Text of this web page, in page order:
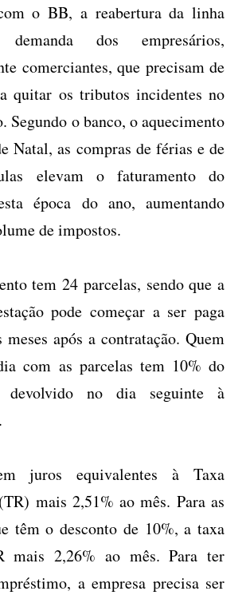
o BB, a reabertura da linha
dos empresários,
comerciantes, que precisam de
quitar os tributos incidentes no
Segundo o banco, o aquecimento
Natal, as compras de férias e de
elevam o faturamento do
época do ano, aumentando
de impostos.
tem 24 parcelas, sendo que a
pode começar a ser paga
meses após a contratação. Quem
com as parcelas tem 10% do
devolvido no dia seguinte à
juros equivalentes à Taxa
mais 2,51% ao mês. Para as
têm o desconto de 10%, a taxa
mais 2,26% ao mês. Para ter
a empresa precisa ser